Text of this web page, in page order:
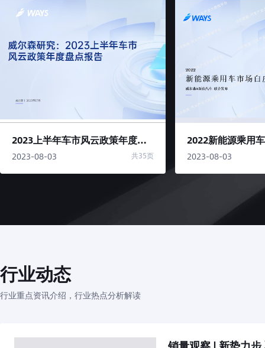
2023上半年车市风云政策年度盘点报告
2023-08-03 共35页
2022新能源乘用
2023-08-03
行业动态
行业重点资讯介绍，行业热点分析解读